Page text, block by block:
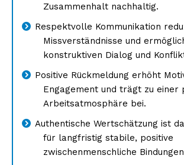
Zusammenhalt nachhaltig.
Respektvolle Kommunikation
Missverständnisse und
konstruktiven Dialog und
Positive Rückmeldung erhöht
Engagement und trägt zu einer
Arbeitsatmosphäre bei.
Authentische Wertschätzung ist
für langfristig stabile, positive
zwischenmenschliche